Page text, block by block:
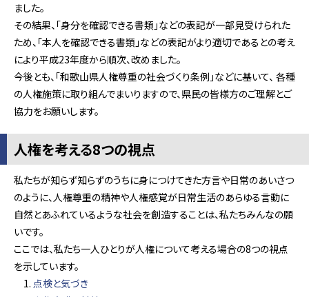
ました。
その結果、「身分を確認できる書類」などの表記が一部見受けられた
ため、「本人を確認できる書類」などの表記がより適切であるとの考え
により平成23年度から順次、改めました。
今後とも、「和歌山県人権尊重の社会づくり条例」などに基いて、 各種
の人権施策に取り組んでまいりますので、県民の皆様方のご理解とご
協力をお願いします。
人権を考える8つの視点
私たちが知らず知らずのうちに身につけてきた方言や日常のあいさつ
のように、人権尊重の精神や人権感覚が日常生活のあらゆる言動に
自然とあふれているような社会を創造することは、私たちみんなの願
いです。
ここでは、私たち一人ひとりが人権について考える場合の8つの視点
を示しています。
点検と気づき